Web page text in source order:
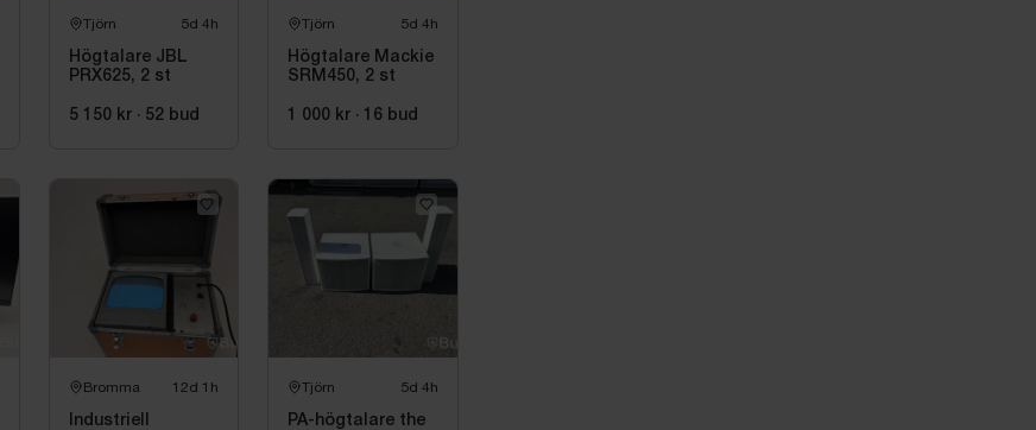
Tjörn 5d 4h
Högtalare JBL
PRX625, 2 st
5 150 kr · 52 bud
Tjörn 5d 4h
Högtalare Mackie
SRM450, 2 st
1 000 kr · 16 bud
Bromma 12d 1h
Industriell
Tjörn 5d 4h
PA-högtalare the